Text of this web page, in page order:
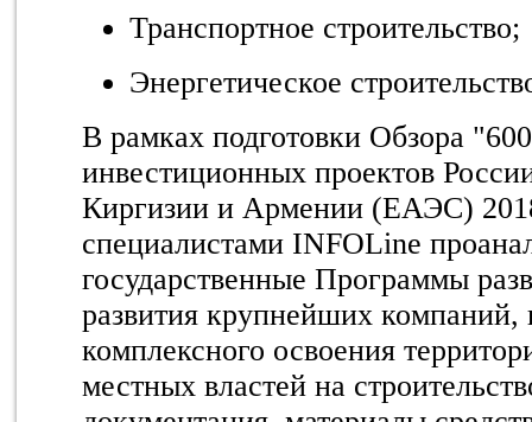
Транспортное строительство;
Энергетическое
В рамках подготовки Обзора
инвестиционных проектов
Киргизии и Армении (ЕАЭС)
специалистами INFOLine
государственные Программы
развития крупнейших компаний,
комплексного освоения
местных властей на